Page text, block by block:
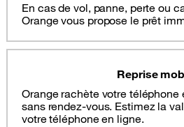
En cas de vol, panne, perte ou
Orange vous propose le prêt
Reprise
Orange rachète votre téléphone
sans rendez-vous. Estimez la
votre téléphone en ligne.